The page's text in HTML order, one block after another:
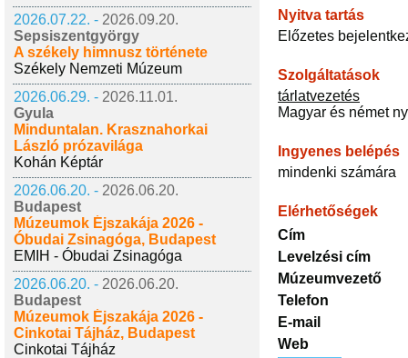
2026.07.22. - 2026.09.20.
Sepsiszentgyörgy
A székely himnusz története
Székely Nemzeti Múzeum
2026.06.29. - 2026.11.01.
Gyula
Minduntalan. Krasznahorkai
László prózavilága
Kohán Képtár
2026.06.20. - 2026.06.20.
Budapest
Múzeumok Éjszakája 2026 -
Óbudai Zsinagóga, Budapest
EMIH - Óbudai Zsinagóga
2026.06.20. - 2026.06.20.
Budapest
Múzeumok Éjszakája 2026 -
Cinkotai Tájház, Budapest
Cinkotai Tájház
Nyitva tartás
Előzetes
Szolgáltatások
tárlatvezetés
Magyar és német
Ingyenes belépés
mindenki számára
Elérhetőségek
Cím
Levelzési cím
Múzeumvezető
Telefon
E-mail
Web